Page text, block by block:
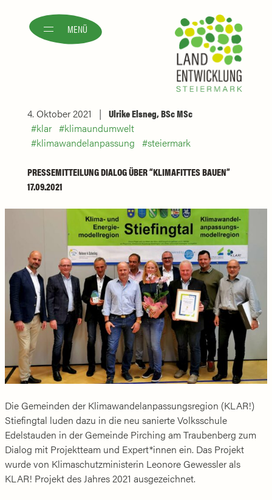
MENÜ
4. Oktober 2021
Ulrike Elsneg, BSc MSc
klar
klimaundumwelt
klimawandelanpassung
steiermark
PRESSEMITTEILUNG DIALOG ÜBER “KLIMAFITTES BAUEN”
17.09.2021
Die Gemeinden der Klimawandelanpassungsregion (KLAR!)
Stiefingtal luden dazu in die neu sanierte Volksschule
Edelstauden in der Gemeinde Pirching am Traubenberg zum
Dialog mit Projektteam und Expert*innen ein. Das Projekt
wurde von Klimaschutzministerin Leonore Gewessler als
KLAR! Projekt des Jahres 2021 ausgezeichnet.